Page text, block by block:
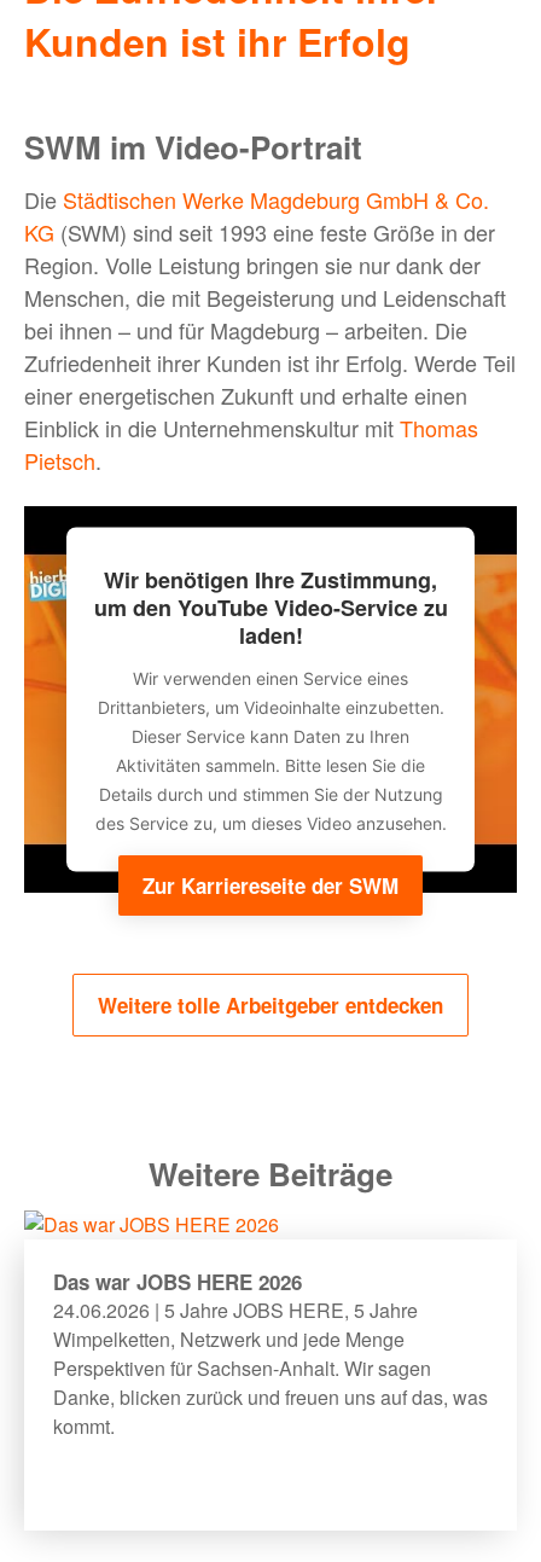
MEHR
Bewerber:innen-Card
Media
Über uns
FAQ
Kunden ist ihr Erfolg
SWM im Video-Portrait
Die Städtischen Werke Magdeburg GmbH & Co.
KG (SWM) sind seit 1993 eine feste Größe in der
Region. Volle Leistung bringen sie nur dank der
Menschen, die mit Begeisterung und Leidenschaft
bei ihnen – und für Magdeburg – arbeiten. Die
Zufriedenheit ihrer Kunden ist ihr Erfolg. Werde Teil
einer energetischen Zukunft und erhalte einen
Einblick in die Unternehmenskultur mitThomas
Pietsch.
Wir benötigen Ihre Zustimmung,
um den YouTube Video-Service zu
laden!
Wir verwenden einen Service eines
Drittanbieters, um Videoinhalte einzubetten.
Dieser Service kann Daten zu Ihren
Aktivitäten sammeln. Bitte lesen Sie die
Details durch und stimmen Sie der Nutzung
des Service zu, um dieses Video anzusehen.
Mehr Informationen
powered byUsercentrics Consent
Zur Karriereseite der SWM
Weitere tolle Arbeitgeber entdecken
Weitere Beiträge
Das war JOBS HERE 2026
24.06.2026 | 5 Jahre JOBS HERE, 5 Jahre
Wimpelketten, Netzwerk und jede Menge
Perspektiven für Sachsen-Anhalt. Wir sagen
Danke, blicken zurück und freuen uns auf das, was
kommt.